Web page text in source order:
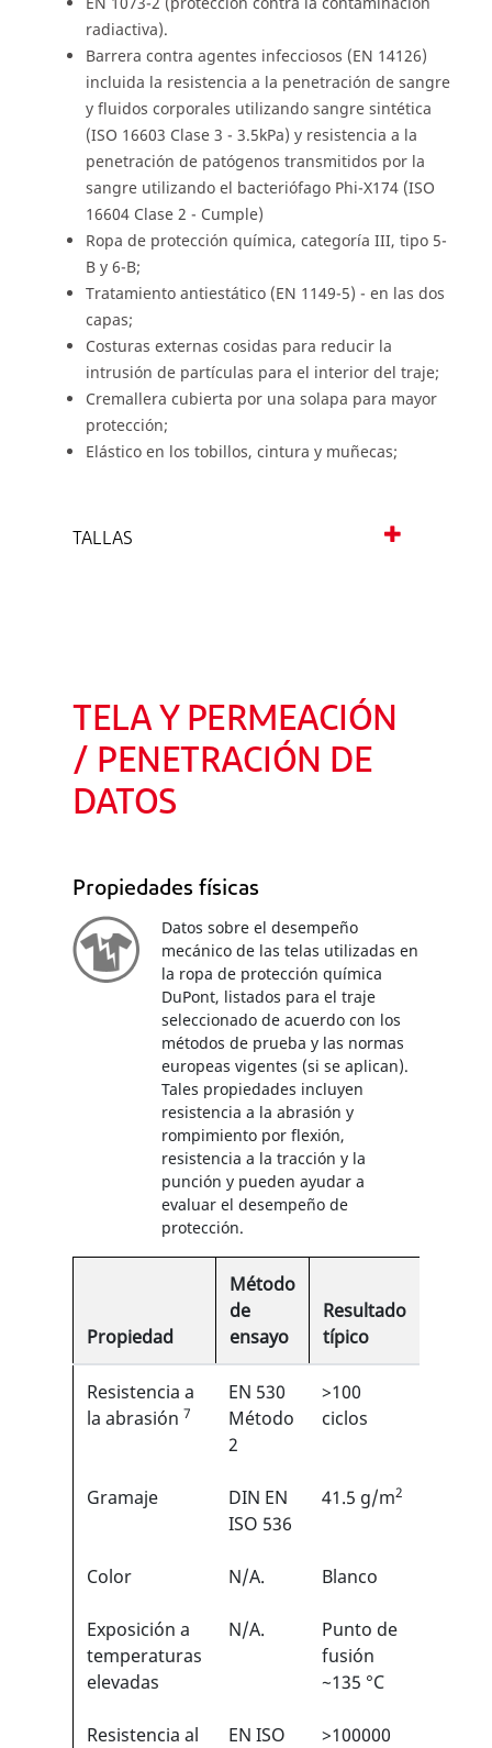
radiactiva).
Barrera contra agentes infecciosos (EN 14126)
incluida la resistencia a la penetración de sangre
y fluidos corporales utilizando sangre sintética
(ISO 16603 Clase 3 - 3.5kPa) y resistencia a la
penetración de patógenos transmitidos por la
sangre utilizando el bacteriófago Phi-X174 (ISO
16604 Clase 2 - Cumple)
Ropa de protección química, categoría III, tipo 5-
B y 6-B;
Tratamiento antiestático (EN 1149-5) - en las dos
capas;
Costuras externas cosidas para reducir la
intrusión de partículas para el interior del traje;
Cremallera cubierta por una solapa para mayor
protección;
Elástico en los tobillos, cintura y muñecas;
TALLAS
TELA Y PERMEACIÓN
/ PENETRACIÓN DE
DATOS
Propiedades físicas
Datos sobre el desempeño
mecánico de las telas utilizadas en
la ropa de protección química
DuPont, listados para el traje
seleccionado de acuerdo con los
métodos de prueba y las normas
europeas vigentes (si se aplican).
Tales propiedades incluyen
resistencia a la abrasión y
rompimiento por flexión,
resistencia a la tracción y la
punción y pueden ayudar a
evaluar el desempeño de
protección.
Propiedad
Método
de
ensayo
Resultado
típico
Resistencia a
la abrasión 7
EN 530
Método
2
>100
ciclos
Gramaje
DIN EN
ISO 536
41.5 g/m2
Color N/A. Blanco
Exposición a
temperaturas
elevadas
N/A.
Punto de
fusión
~135 °C
Resistencia al
EN ISO
>100000